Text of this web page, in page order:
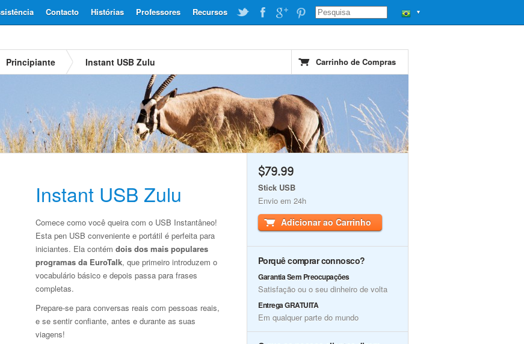
▼
Recursos
Professores
Histórias
Contacto
Principiante Instant USB Zulu Carrinho de Compras
Instant USB Zulu
Comece como você queira com o USB Instantâneo!
Esta pen USB conveniente e portátil é perfeita para
iniciantes. Ela contém dois dos mais populares
programas da EuroTalk, que primeiro introduzem o
vocabulário básico e depois passa para frases
completas.
Prepare-se para conversas reais com pessoas reais,
e se sentir confiante, antes e durante as suas
viagens!
$79.99
Stick USB
Envio em 24h
Adicionar ao Carrinho
Porquê comprar connosco?
Garantia Sem Preocupações
Satisfação ou o seu dinheiro de volta
Entrega GRATUITA
Em qualquer parte do mundo